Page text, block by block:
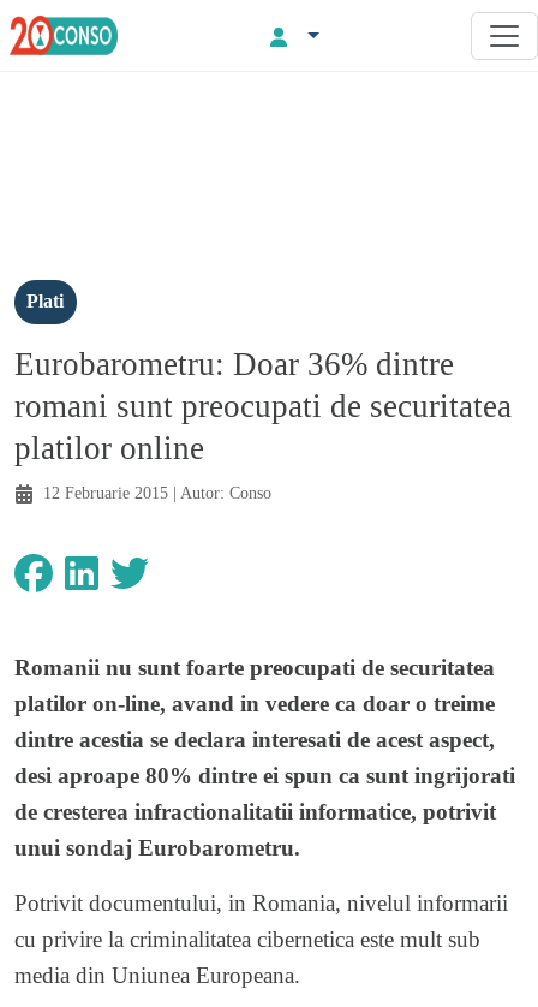
Plati
Eurobarometru: Doar 36% dintre
romani sunt preocupati de securitatea
platilor online
12 Februarie 2015 | Autor: Conso
Romanii nu sunt foarte preocupati de securitatea
platilor on-line, avand in vedere ca doar o treime
dintre acestia se declara interesati de acest aspect,
desi aproape 80% dintre ei spun ca sunt ingrijorati
de cresterea infractionalitatii informatice, potrivit
unui sondaj Eurobarometru.
Potrivit documentului, in Romania, nivelul informarii
cu privire la criminalitatea cibernetica este mult sub
media din Uniunea Europeana.